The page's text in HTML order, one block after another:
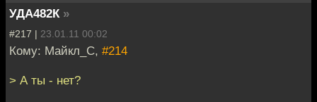
УДА482К »
#217 | 23.01.11 00:02
Кому: Майкл_С, #214
> А ты - нет?